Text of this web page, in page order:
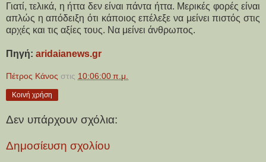
Γιατί, τελικά, η ήττα δεν είναι πάντα ήττα. Μερικές φορές είναι
απλώς η απόδειξη ότι κάποιος επέλεξε να μείνει πιστός στις
αρχές και τις αξίες τους. Να μείνει άνθρωπος.
Πηγή: aridaianews.gr
Πέτρος Κάνος στις 10:06:00 π.μ.
Κοινή χρήση
Δεν υπάρχουν σχόλια:
Δημοσίευση σχολίου